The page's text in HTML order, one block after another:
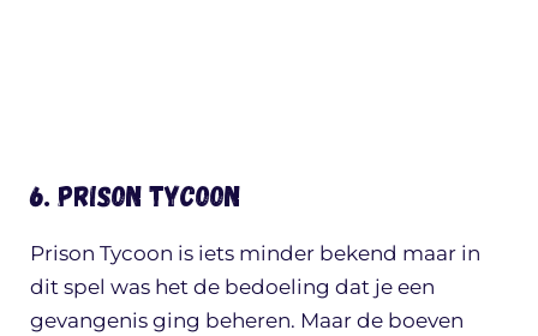
6. Prison Tycoon
Prison Tycoon is iets minder bekend maar in
dit spel was het de bedoeling dat je een
gevangenis ging beheren. Maar de boeven